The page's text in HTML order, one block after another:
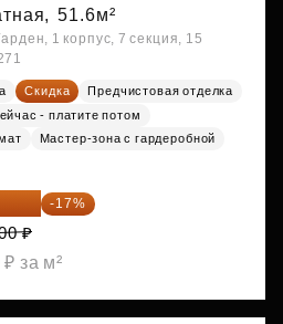
51.6м²
1 корпус, 7 секция, 15
Скидка
Предчистовая отделка
- платите потом
Мастер-зона с гардеробной
₽ -17%
₽
за м²